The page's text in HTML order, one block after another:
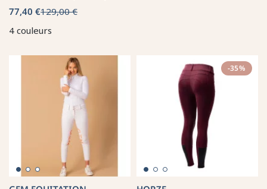
77,40 €129,00 €
4 couleurs
-35%